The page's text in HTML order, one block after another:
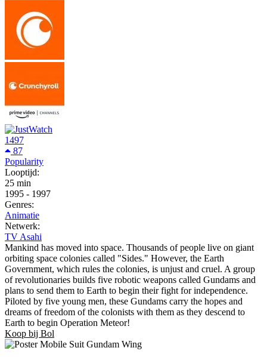
1497
87
Popularity
Looptijd:
25 min
1995 - 1997
Genres:
Animatie
Netwerk:
TV Asahi
Mankind has moved into space. Thousands of people live on giant
orbiting space colonies called "Sides." However, the Earth
Government, which rules the colonies, is unjust and cruel. A group
of revolutionaries builds five robotic weapons called Gundams and
plans to send them to Earth to begin their fight for independence.
Piloted by five young men, these Gundams carry the hopes and
dreams of freedom of the colonists with them as they descend to
Earth to begin Operation Meteor!
Koop bij Bol